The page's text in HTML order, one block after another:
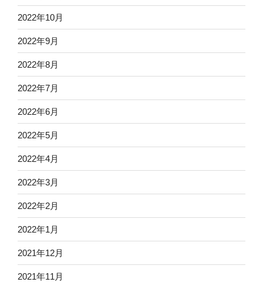
2022年10月
2022年9月
2022年8月
2022年7月
2022年6月
2022年5月
2022年4月
2022年3月
2022年2月
2022年1月
2021年12月
2021年11月